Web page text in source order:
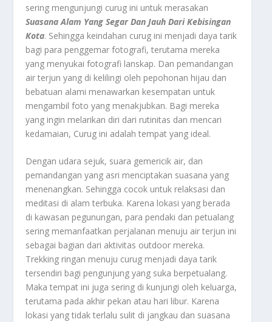
sering mengunjungi curug ini untuk merasakan
Suasana Alam Yang Segar Dan Jauh Dari Kebisingan
Kota. Sehingga keindahan curug ini menjadi daya tarik
bagi para penggemar fotografi, terutama mereka
yang menyukai fotografi lanskap. Dan pemandangan
air terjun yang di kelilingi oleh pepohonan hijau dan
bebatuan alami menawarkan kesempatan untuk
mengambil foto yang menakjubkan. Bagi mereka
yang ingin melarikan diri dari rutinitas dan mencari
kedamaian, Curug ini adalah tempat yang ideal.
Dengan udara sejuk, suara gemericik air, dan
pemandangan yang asri menciptakan suasana yang
menenangkan. Sehingga cocok untuk relaksasi dan
meditasi di alam terbuka. Karena lokasi yang berada
di kawasan pegunungan, para pendaki dan petualang
sering memanfaatkan perjalanan menuju air terjun ini
sebagai bagian dari aktivitas outdoor mereka.
Trekking ringan menuju curug menjadi daya tarik
tersendiri bagi pengunjung yang suka berpetualang.
Maka tempat ini juga sering di kunjungi oleh keluarga,
terutama pada akhir pekan atau hari libur. Karena
lokasi yang tidak terlalu sulit di jangkau dan suasana